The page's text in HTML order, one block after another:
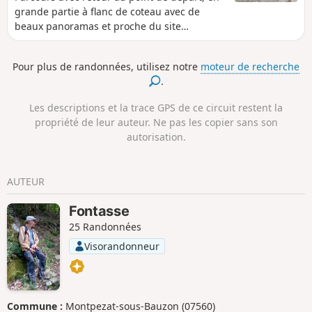
grande partie à flanc de coteau avec de
beaux panoramas et proche du site
historique de l'Abbaye de Mazan.
Pour plus de randonnées, utilisez notre moteur de recherche
.
Les descriptions et la trace GPS de ce circuit restent la
propriété de leur auteur. Ne pas les copier sans son
autorisation.
AUTEUR
Fontasse
25 Randonnées
Visorandonneur
Commune : Montpezat-sous-Bauzon (07560)